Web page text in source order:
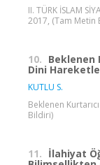
II. TÜRK İSLAM
2017, (Tam Metin
10. Beklenen
Dini
KUTLU S.
Beklenen
Bildiri)
11. İlahiyat